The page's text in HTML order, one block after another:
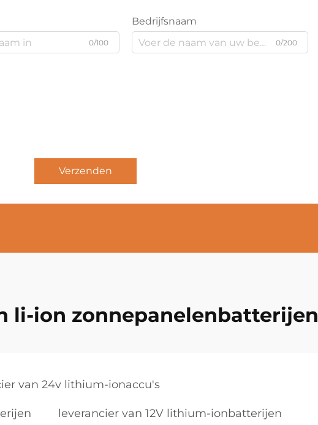
0/100
Bedrijfsnaam
0/200
Verzenden
li-ion zonnepanelenbatterijen
van 24v lithium-ionaccu's
leverancier van 12V lithium-ionbatterijen